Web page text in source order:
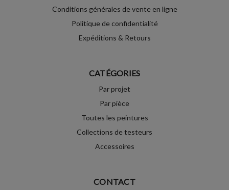
Conditions générales de vente en ligne
Politique de confidentialité
Expéditions & Retours
CATÉGORIES
Par projet
Par pièce
Toutes les peintures
Collections de testeurs
Accessoires
CONTACT